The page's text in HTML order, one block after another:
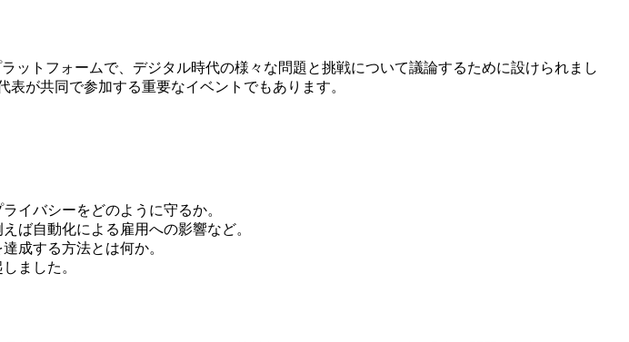
ットフォームで、デジタル時代の様々な問題と挑戦について議論するために設けられまし
が共同で参加する重要なイベントでもあります。
イバシーをどのように守るか。
ば自動化による雇用への影響など。
成する方法とは何か。
ました。